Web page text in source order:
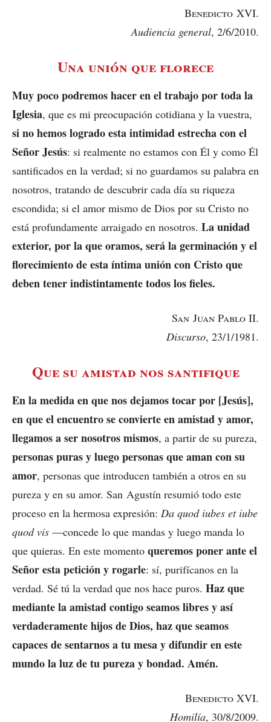
Benedicto XVI.
Audiencia general, 2/6/2010.
Una unión que florece
Muy poco podremos hacer en el trabajo por toda la
Iglesia, que es mi preocupación cotidiana y la vuestra,
si no hemos logrado esta intimidad estrecha con el
Señor Jesús: si realmente no estamos con Él y como Él
santificados en la verdad; si no guardamos su palabra en
nosotros, tratando de descubrir cada día su riqueza
escondida; si el amor mismo de Dios por su Cristo no
está profundamente arraigado en nosotros. La unidad
exterior, por la que oramos, será la germinación y el
florecimiento de esta íntima unión con Cristo que
deben tener indistintamente todos los fieles.
San Juan Pablo II.
Discurso, 23/1/1981.
Que su amistad nos santifique
En la medida en que nos dejamos tocar por [Jesús],
en que el encuentro se convierte en amistad y amor,
llegamos a ser nosotros mismos, a partir de su pureza,
personas puras y luego personas que aman con su
amor, personas que introducen también a otros en su
pureza y en su amor. San Agustín resumió todo este
proceso en la hermosa expresión: Da quod iubes et iube
quod vis —concede lo que mandas y luego manda lo
que quieras. En este momento queremos poner ante el
Señor esta petición y rogarle: sí, purifícanos en la
verdad. Sé tú la verdad que nos hace puros. Haz que
mediante la amistad contigo seamos libres y así
verdaderamente hijos de Dios, haz que seamos
capaces de sentarnos a tu mesa y difundir en este
mundo la luz de tu pureza y bondad. Amén.
Benedicto XVI.
Homilía, 30/8/2009.